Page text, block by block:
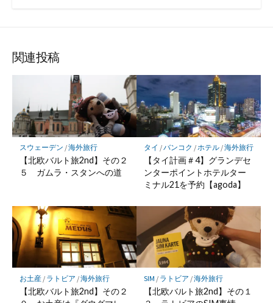
関連投稿
スウェーデン /海外旅行
【北欧バルト旅2nd】その２
５ ガムラ・スタンへの道
タイ /バンコク /ホテル/海外旅行
【タイ計画＃4】グランデセ
ンターポイントホテルター
ミナル21を予約【agoda】
お土産/ ラトビア /海外旅行
【北欧バルト旅2nd】その２
SIM / ラトビア /海外旅行
【北欧バルト旅2nd】その１